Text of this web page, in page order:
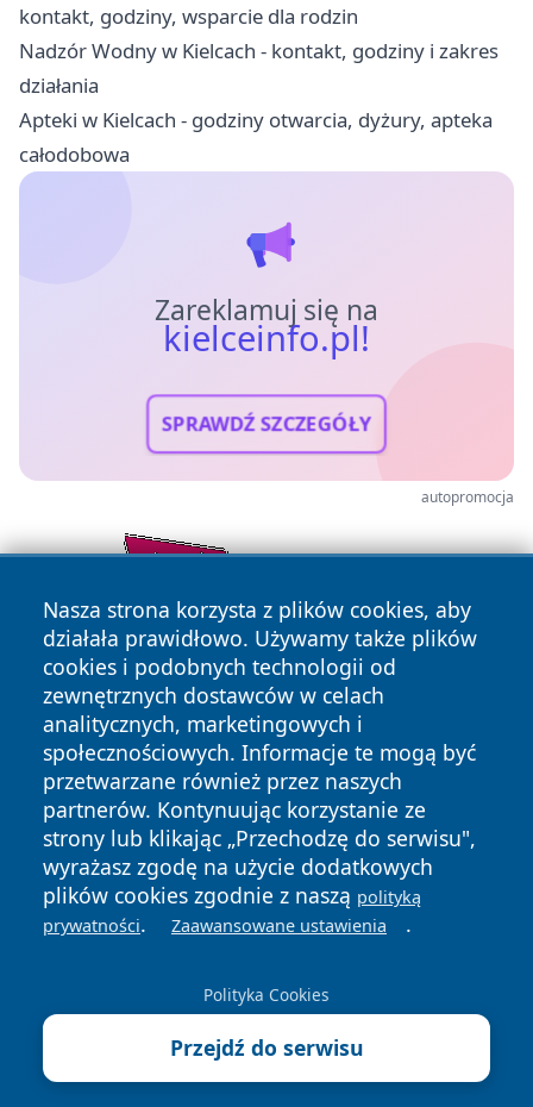
kontakt, godziny, wsparcie dla rodzin
Nadzór Wodny w Kielcach - kontakt, godziny i zakres
działania
Apteki w Kielcach - godziny otwarcia, dyżury, apteka
całodobowa
Zareklamuj się na
kielceinfo.pl!
SPRAWDŹ SZCZEGÓŁY
autopromocja
Nasza strona korzysta z plików cookies, aby
działała prawidłowo. Używamy także plików
cookies i podobnych technologii od
zewnętrznych dostawców w celach
analitycznych, marketingowych i
społecznościowych. Informacje te mogą być
przetwarzane również przez naszych
partnerów. Kontynuując korzystanie ze
strony lub klikając „Przechodzę do serwisu",
wyrażasz zgodę na użycie dodatkowych
plików cookies zgodnie z naszą polityką
prywatności. Zaawansowane ustawienia .
Polityka Cookies
Przejdź do serwisu
Copyright © 2026 kielceinfo.pl Wszystkie prawa zastrzeżone.
News Autorzy
Polityka
Polityka